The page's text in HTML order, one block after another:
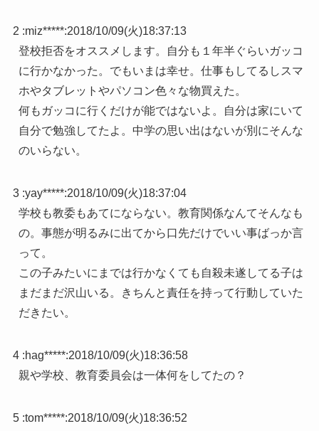
2 :miz*****:2018/10/09(火)18:37:13
登校拒否をオススメします。自分も１年半ぐらいガッコ
に行かなかった。でもいまは幸せ。仕事もしてるしスマ
ホやタブレットやパソコン色々な物買えた。
何もガッコに行くだけが能ではないよ。自分は家にいて
自分で勉強してたよ。中学の思い出はないが別にそんな
のいらない。
3 :yay*****:2018/10/09(火)18:37:04
学校も教委もあてにならない。教育関係なんてそんなも
の。事態が明るみに出てから口先だけでいい事ばっか言
って。
この子みたいにまでは行かなくても自殺未遂してる子は
まだまだ沢山いる。きちんと責任を持って行動していた
だきたい。
4 :hag*****:2018/10/09(火)18:36:58
親や学校、教育委員会は一体何をしてたの？
5 :tom*****:2018/10/09(火)18:36:52